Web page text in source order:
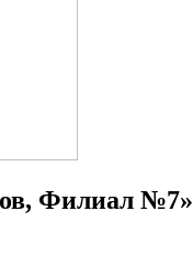
Филиал №7»